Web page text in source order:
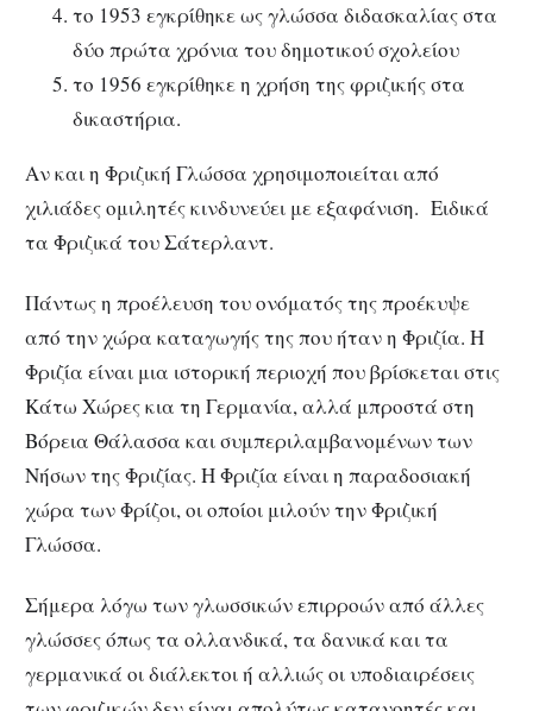
το 1953 εγκρίθηκε ως γλώσσα διδασκαλίας στα
δύο πρώτα χρόνια του δημοτικού σχολείου
το 1956 εγκρίθηκε η χρήση της φριζικής στα
δικαστήρια.
Αν και η Φριζική Γλώσσα χρησιμοποιείται από
χιλιάδες ομιλητές κινδυνεύει με εξαφάνιση. Ειδικά
τα Φριζικά του Σάτερλαντ.
Πάντως η προέλευση του ονόματός της προέκυψε
από την χώρα καταγωγής της που ήταν η Φριζία. Η
Φριζία είναι μια ιστορική περιοχή που βρίσκεται στις
Κάτω Χώρες κια τη Γερμανία, αλλά μπροστά στη
Βόρεια Θάλασσα και συμπεριλαμβανομένων των
Νήσων της Φριζίας. Η Φριζία είναι η παραδοσιακή
χώρα των Φρίζοι, οι οποίοι μιλούν την Φριζική
Γλώσσα.
Σήμερα λόγω των γλωσσικών επιρροών από άλλες
γλώσσες όπως τα ολλανδικά, τα δανικά και τα
γερμανικά οι διάλεκτοι ή αλλιώς οι υποδιαιρέσεις